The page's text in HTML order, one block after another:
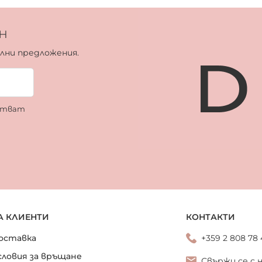
предложения.
КЛИЕНТИ
за връщане
КОНТАКТИ
+359 2 808 78